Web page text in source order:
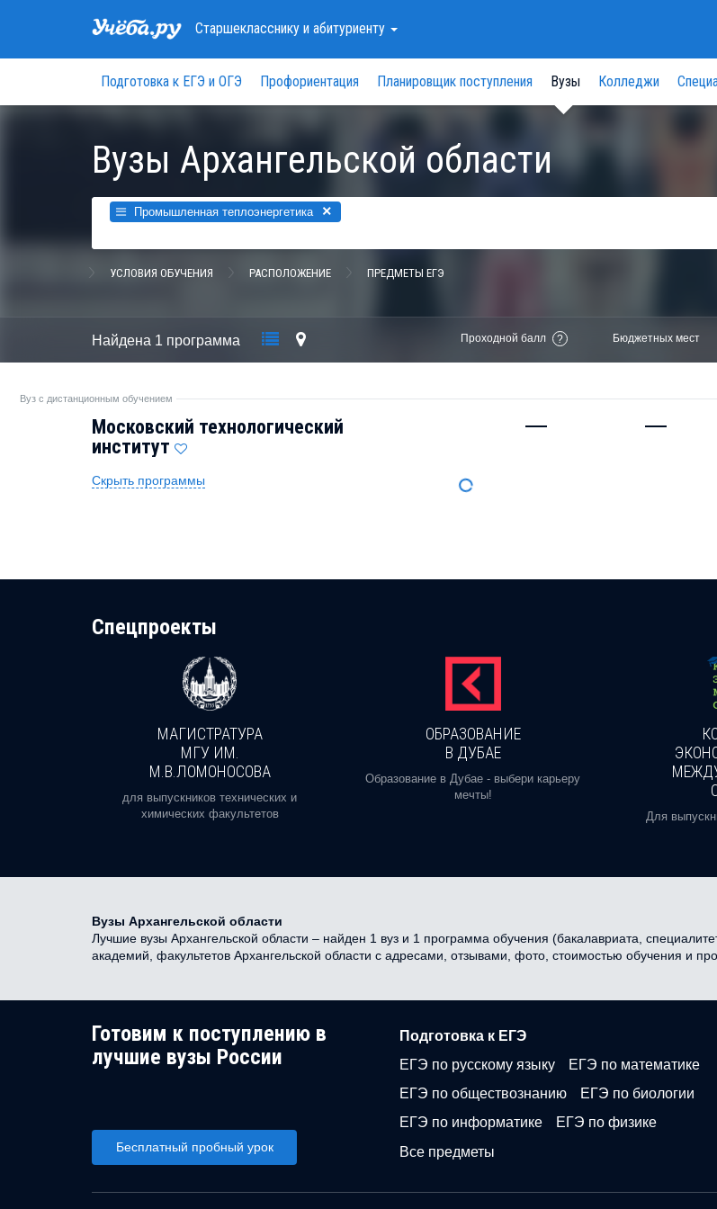
Старшеклассникуи абитуриенту
Подготовка к ЕГЭ и ОГЭ Профориентация Планировщик поступления Вузы Колледжи
Вузы Архангельской области
Промышленная теплоэнергетика ×
УСЛОВИЯ ОБУЧЕНИЯ РАСПОЛОЖЕНИЕ ПРЕДМЕТЫ ЕГЭ
Найдена 1 программа Проходной балл ? Бюджетных мест
Вуз с дистанционным обучением
Московский технологический
институт
— —
Скрыть программы
Cпецпроекты
МАГИСТРАТУРА
МГУ ИМ.
М.В.ЛОМОНОСОВА
для выпускников технических и
химических факультетов
ОБРАЗОВАНИЕ
В ДУБАЕ
Образование в Дубае - выбери карьеру
мечты!
Для
Вузы Архангельской области
Лучшие вузы Архангельской области – найден 1 вуз и 1 программа обучения (бакалавриата,
академий, факультетов Архангельской области с адресами, отзывами, фото, стоимостью обучения и
Готовим к поступлению в
лучшие вузы России
Бесплатный пробный урок
Подготовка к ЕГЭ
ЕГЭ по русскому языку
ЕГЭ по математике
ЕГЭ по обществознанию
ЕГЭ по биологии
ЕГЭ по информатике
ЕГЭ по физике
Все предметы